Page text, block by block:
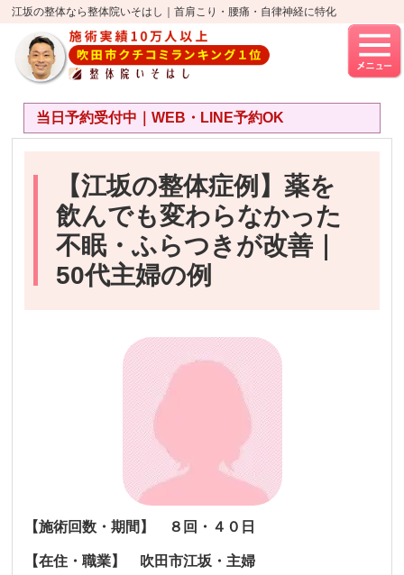
江坂の整体なら整体院いそはし｜首肩こり・腰痛・自律神経に特化
当日予約受付中｜WEB・LINE予約OK
【江坂の整体症例】薬を
飲んでも変わらなかった
不眠・ふらつきが改善｜
50代主婦の例
【施術回数・期間】 ８回・４０日
【在住・職業】 吹田市江坂・主婦